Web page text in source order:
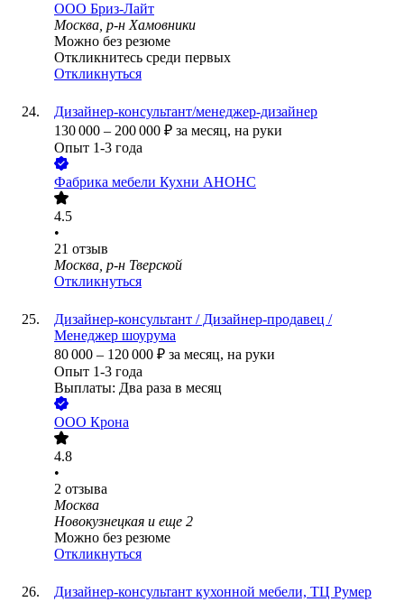
ООО Бриз-Лайт
Москва, р-н Хамовники
Можно без резюме
Откликнитесь среди первых
Откликнуться
Дизайнер-консультант/менеджер-дизайнер
130 000 – 200 000 ₽ за месяц, на руки
Опыт 1-3 года
Фабрика мебели Кухни АНОНС
4.5
•
21 отзыв
Москва, р-н Тверской
Откликнуться
Дизайнер-консультант / Дизайнер-продавец /
Менеджер шоурума
80 000 – 120 000 ₽ за месяц, на руки
Опыт 1-3 года
Выплаты: Два раза в месяц
ООО Крона
4.8
•
2 отзыва
Москва
Новокузнецкая и еще 2
Можно без резюме
Откликнуться
Дизайнер-консультант кухонной мебели, ТЦ Румер